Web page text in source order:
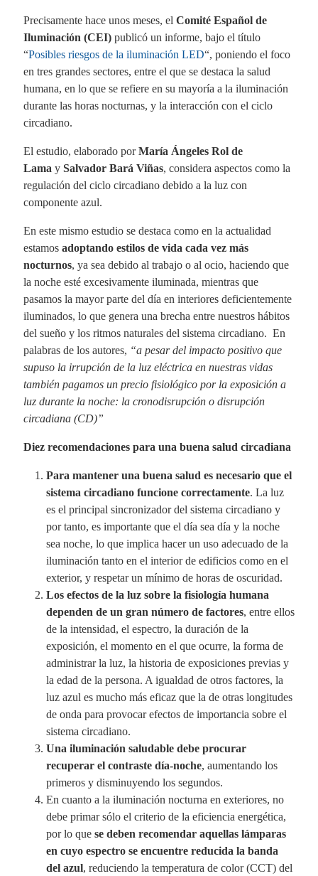
Precisamente hace unos meses, el Comité Español de
Iluminación (CEI)publicó un informe, bajo el título
“Posibles riesgos de la iluminación LED“, poniendo el foco
en tres grandes sectores, entre el que se destaca la salud
humana, en lo que se refiere en su mayoría a la iluminación
durante las horas nocturnas, y la interacción con el ciclo
circadiano.
El estudio, elaborado porMaría Ángeles Rol de
Lama ySalvador Bará Viñas, considera aspectos como la
regulación del ciclo circadiano debido a la luz con
componente azul.
En este mismo estudio se destaca como en la actualidad
estamos adoptando estilos de vida cada vez más
nocturnos, ya sea debido al trabajo o al ocio, haciendo que
la noche esté excesivamente iluminada, mientras que
pasamos la mayor parte del día en interiores deficientemente
iluminados, lo que genera una brecha entre nuestros hábitos
del sueño y los ritmos naturales del sistema circadiano. En
palabras de los autores, “a pesar del impacto positivo que
supuso la irrupción de la luz eléctrica en nuestras vidas
también pagamos un precio fisiológico por la exposición a
luz durante la noche: la cronodisrupción o disrupción
circadiana (CD)”
Diez recomendaciones para una buena salud circadiana
Para mantener una buena salud es necesario que el
sistema circadiano funcione correctamente. La luz
es el principal sincronizador del sistema circadiano y
por tanto, es importante que el día sea día y la noche
sea noche, lo que implica hacer un uso adecuado de la
iluminación tanto en el interior de edificios como en el
exterior, y respetar un mínimo de horas de oscuridad.
Los efectos de la luz sobre la fisiología humana
dependen de un gran número de factores, entre ellos
de la intensidad, el espectro, la duración de la
exposición, el momento en el que ocurre, la forma de
administrar la luz, la historia de exposiciones previas y
la edad de la persona. A igualdad de otros factores, la
luz azul es mucho más eficaz que la de otras longitudes
de onda para provocar efectos de importancia sobre el
sistema circadiano.
Una iluminación saludable debe procurar
recuperar el contraste día-noche, aumentando los
primeros y disminuyendo los segundos.
En cuanto a la iluminación nocturna en exteriores, no
debe primar sólo el criterio de la eficiencia energética,
por lo que se deben recomendar aquellas lámparas
en cuyo espectro se encuentre reducida la banda
del azul, reduciendo la temperatura de color (CCT) del